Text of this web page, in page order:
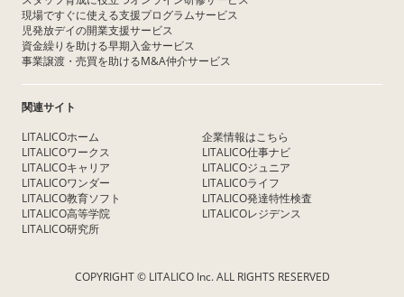
現場ですぐに使える支援プログラムサービス
児発放デイの開業支援サービス
資金繰りを助ける早期入金サービス
事業譲渡・売買を助けるM&A仲介サービス
関連サイト
LITALICOホーム
LITALICOワークス
LITALICOキャリア
LITALICOワンダー
LITALICO教育ソフト
LITALICO高等学院
LITALICO研究所
企業情報はこちら
LITALICO仕事ナビ
LITALICOジュニア
LITALICOライフ
LITALICO発達特性検査
LITALICOレジデンス
COPYRIGHT © LITALICO Inc. ALL RIGHTS RESERVED